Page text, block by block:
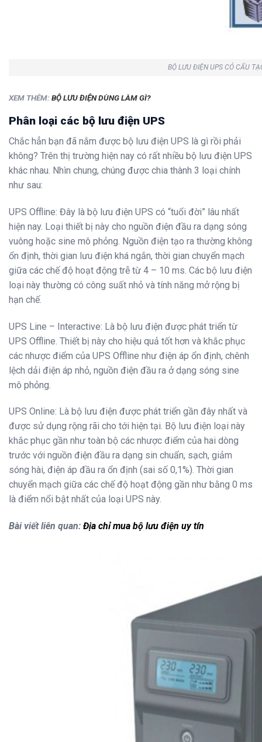
BỘ LƯU ĐIỆN UPS CÓ CẤU
XEM THÊM: BỘ LƯU ĐIỆN DÙNG LÀM GÌ?
Phân loại các bộ lưu điện UPS
Chắc hẳn bạn đã nắm được bộ lưu điện UPS là gì rồi phải
không? Trên thị trường hiện nay có rất nhiều bộ lưu điện UPS
khác nhau. Nhìn chung, chúng được chia thành 3 loại chính
như sau:
UPS Offline: Đây là bộ lưu điện UPS có “tuổi đời” lâu nhất
hiện nay. Loại thiết bị này cho nguồn điện đầu ra dạng sóng
vuông hoặc sine mô phỏng. Nguồn điện tạo ra thường không
ổn định, thời gian lưu điện khá ngắn, thời gian chuyển mạch
giữa các chế độ hoạt động trễ từ 4 – 10 ms. Các bộ lưu điện
loại này thường có công suất nhỏ và tính năng mở rộng bị
hạn chế.
UPS Line – Interactive: Là bộ lưu điện được phát triển từ
UPS Offline. Thiết bị này cho hiệu quả tốt hơn và khắc phục
các nhược điểm của UPS Offline như điện áp ổn định, chênh
lệch dải điện áp nhỏ, nguồn điện đầu ra ở dạng sóng sine
mô phỏng.
UPS Online: Là bộ lưu điện được phát triển gần đây nhất và
được sử dụng rộng rãi cho tới hiện tại. Bộ lưu điện loại này
khắc phục gần như toàn bộ các nhược điểm của hai dòng
trước với nguồn điện đầu ra dạng sin chuẩn, sạch, giảm
sóng hài, điện áp đầu ra ổn định (sai số 0,1%). Thời gian
chuyển mạch giữa các chế độ hoạt động gần như bằng 0 ms
là điểm nổi bật nhất của loại UPS này.
Bài viết liên quan: Địa chỉ mua bộ lưu điện uy tín